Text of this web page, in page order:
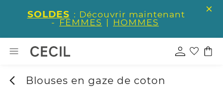
SOLDES : Découvrir maintenant
- FEMMES | HOMMES
Blouses en gaze de coton